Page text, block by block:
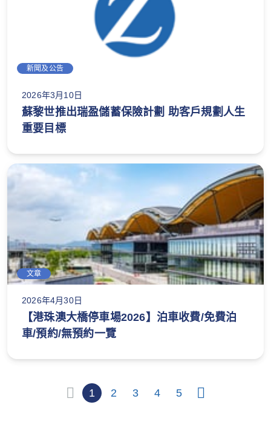
新聞及公告
2026年3月10日
蘇黎世推出瑞盈儲蓄保險計劃 助客戶規劃人生
重要目標
文章
2026年4月30日
【港珠澳大橋停車場2026】泊車收費/免費泊
車/預約/無預約一覽
1 2 3 4
5